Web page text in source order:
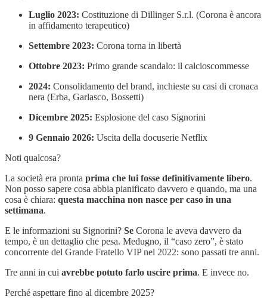
Luglio 2023: Costituzione di Dillinger S.r.l. (Corona è ancora
in affidamento terapeutico)
Settembre 2023: Corona torna in libertà
Ottobre 2023: Primo grande scandalo: il calcioscommesse
2024: Consolidamento del brand, inchieste su casi di cronaca
nera (Erba, Garlasco, Bossetti)
Dicembre 2025: Esplosione del caso Signorini
9 Gennaio 2026: Uscita della docuserie Netflix
Noti qualcosa?
La società era pronta prima che lui fosse definitivamente libero.
Non posso sapere cosa abbia pianificato davvero e quando, ma una
cosa è chiara: questa macchina non nasce per caso in una
settimana.
E le informazioni su Signorini? Se Corona le aveva davvero da
tempo, è un dettaglio che pesa. Medugno, il “caso zero”, è stato
concorrente del Grande Fratello VIP nel 2022: sono passati tre anni.
Tre anni in cui avrebbe potuto farlo uscire prima. E invece no.
Perché aspettare fino al dicembre 2025?